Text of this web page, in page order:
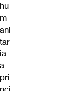
hu
m
ani
tar
ia
a
pri